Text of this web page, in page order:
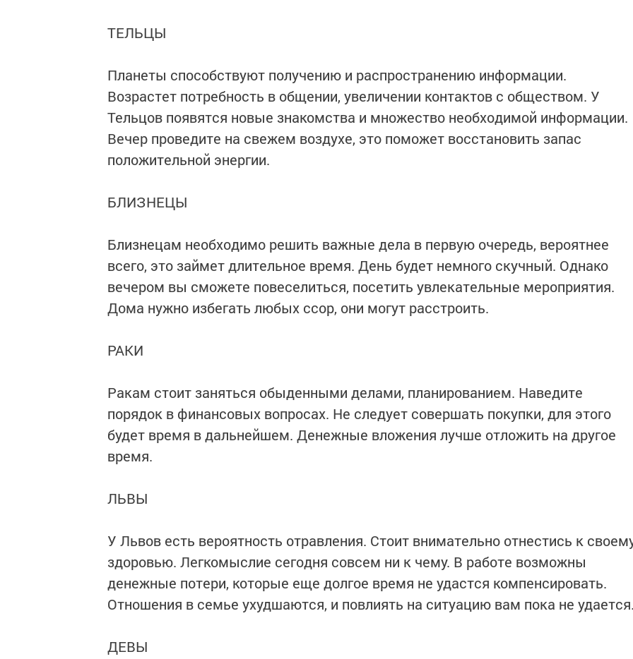
ТЕЛЬЦЫ
Планеты способствуют получению и распространению информации.
Возрастет потребность в общении, увеличении контактов с обществом. У
Тельцов появятся новые знакомства и множество необходимой информации.
Вечер проведите на свежем воздухе, это поможет восстановить запас
положительной энергии.
БЛИЗНЕЦЫ
Близнецам необходимо решить важные дела в первую очередь, вероятнее
всего, это займет длительное время. День будет немного скучный. Однако
вечером вы сможете повеселиться, посетить увлекательные мероприятия.
Дома нужно избегать любых ссор, они могут расстроить.
РАКИ
Ракам стоит заняться обыденными делами, планированием. Наведите
порядок в финансовых вопросах. Не следует совершать покупки, для этого
будет время в дальнейшем. Денежные вложения лучше отложить на другое
время.
ЛЬВЫ
У Львов есть вероятность отравления. Стоит внимательно отнестись к
здоровью. Легкомыслие сегодня совсем ни к чему. В работе возможны
денежные потери, которые еще долгое время не удастся компенсировать.
Отношения в семье ухудшаются, и повлиять на ситуацию вам пока не удается.
ДЕВЫ